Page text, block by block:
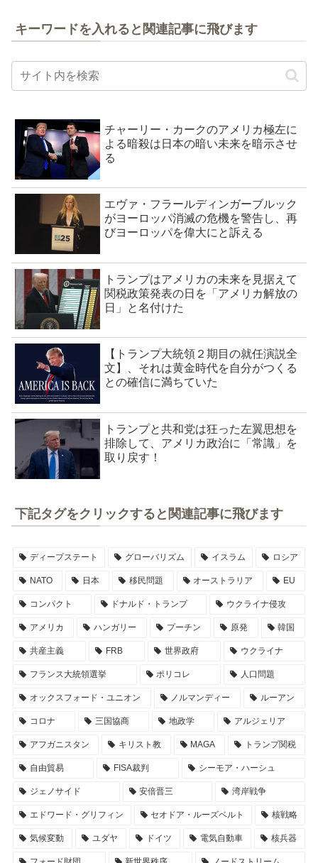
キーワードを入れると関連記事に飛びます
チャーリー・カークのアメリカ極左に
よる暗殺は日本の暗い未来を暗示させ
る
エヴァ・フラールディンガーブルック
がヨーロッパ消滅の危機を警告し、再
びヨーロッパを偉大にと訴える
トランプはアメリカの未来を見据えて
関税政策発表の日を「アメリカ解放の
日」と名付けた
【トランプ大統領２期目の就任演説全
文】、それは黄金時代を自分がつくる
との確信に満ちていた
トランプと共和党は狂った左翼思想を
排除して、アメリカ政治に「常識」を
取り戻す！
下記タグをクリックすると関連記事に飛びます
ディープステート グローバリズム イスラム ロシア
NATO 日本 移民問題 オーストラリア EU
コンパクト ドナルド・トランプ ウクライナ侵攻
アメリカ ハンガリー プーチン 原発 韓国
共産主義 FRB 世界政府 ウクライナ
フランス大統領選挙 ポリコレ 人口問題
オックスフォード・ユニオン ノルマンディー ルーアン
コロナ 三国協商 地政学 アルジェリア
アフガニスタン キリスト教 MAGA トランプ関税
自由貿易 FISA裁判 シーモア・ハーシュ
ジェノサイド 安倍晋三 湾岸戦争
エドワード・グリフィン セオドア・ルーズベルト 核戦略
気候変動 ユダヤ ドイツ 電気自動車 核兵器